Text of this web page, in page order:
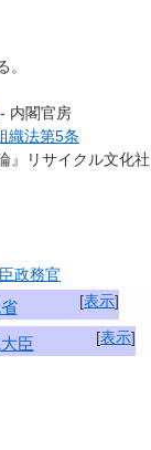
。
- 内閣官房
織法第5条
』リサイクル文化社
政務官
[表示]
[表示]
臣